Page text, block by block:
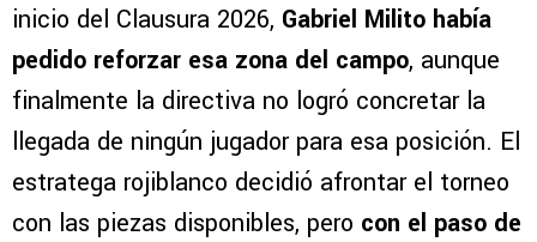
inicio del Clausura 2026, Gabriel Milito había
pedido reforzar esa zona del campo, aunque
finalmente la directiva no logró concretar la
llegada de ningún jugador para esa posición. El
estratega rojiblanco decidió afrontar el torneo
con las piezas disponibles, pero con el paso de